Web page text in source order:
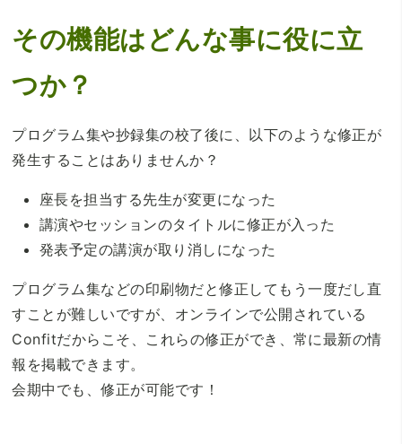
その機能はどんな事に役に立
つか？
プログラム集や抄録集の校了後に、以下のような修正が
発生することはありませんか？
座長を担当する先生が変更になった
講演やセッションのタイトルに修正が入った
発表予定の講演が取り消しになった
プログラム集などの印刷物だと修正してもう一度だし直
すことが難しいですが、オンラインで公開されている
Confitだからこそ、これらの修正ができ、常に最新の情
報を掲載できます。
会期中でも、修正が可能です！